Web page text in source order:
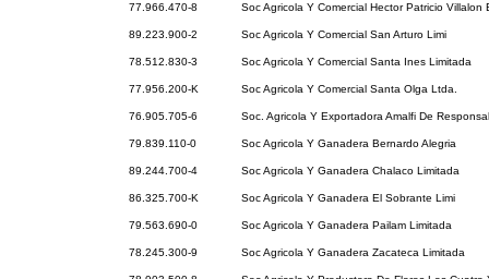
77.966.470-8 Soc Agricola Y Comercial Hector Patricio Villalon
89.223.900-2 Soc Agricola Y Comercial San Arturo Limi
78.512.830-3 Soc Agricola Y Comercial Santa Ines Limitada
77.956.200-K Soc Agricola Y Comercial Santa Olga Ltda.
76.905.705-6 Soc. Agricola Y Exportadora Amalfi De
79.839.110-0 Soc Agricola Y Ganadera Bernardo Alegria
89.244.700-4 Soc Agricola Y Ganadera Chalaco Limitada
86.325.700-K Soc Agricola Y Ganadera El Sobrante Limi
79.563.690-0 Soc Agricola Y Ganadera Pailam Limitada
78.245.300-9 Soc Agricola Y Ganadera Zacateca Limitada